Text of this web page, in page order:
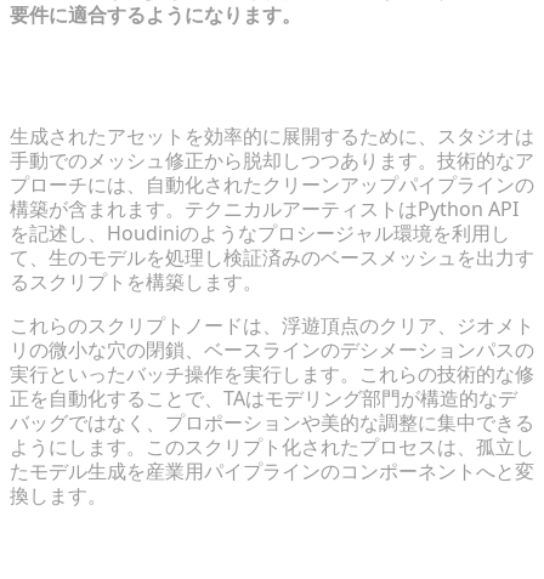
要件に適合するようになります。
生成されたアセットを効率的に展開するために、スタジオは
手動でのメッシュ修正から脱却しつつあります。技術的なア
プローチには、自動化されたクリーンアップパイプラインの
構築が含まれます。テクニカルアーティストはPython API
を記述し、Houdiniのようなプロシージャル環境を利用し
て、生のモデルを処理し検証済みのベースメッシュを出力す
るスクリプトを構築します。
これらのスクリプトノードは、浮遊頂点のクリア、ジオメト
リの微小な穴の閉鎖、ベースラインのデシメーションパスの
実行といったバッチ操作を実行します。これらの技術的な修
正を自動化することで、TAはモデリング部門が構造的なデ
バッグではなく、プロポーションや美的な調整に集中できる
ようにします。このスクリプト化されたプロセスは、孤立し
たモデル生成を産業用パイプラインのコンポーネントへと変
換します。